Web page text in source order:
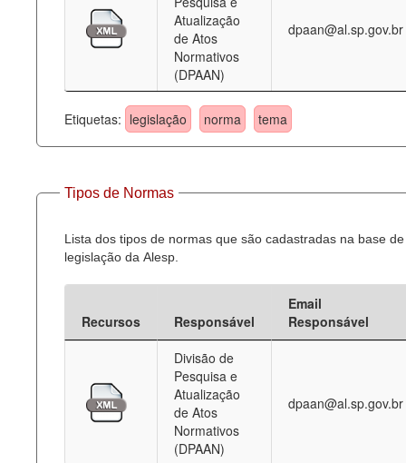
Atualização
de Atos
Normativos
(DPAAN)
dpaan@al.sp.gov.br
Etiquetas: legislação norma tema
Tipos de Normas
Lista dos tipos de normas que são cadastradas na base de
legislação da Alesp.
Recursos Responsável
Email
Responsável
Divisão de
Pesquisa e
Atualização
de Atos
Normativos
(DPAAN)
dpaan@al.sp.gov.br